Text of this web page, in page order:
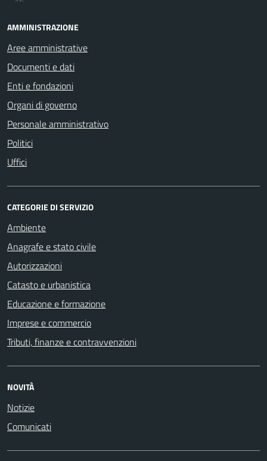
AMMINISTRAZIONE
Aree amministrative
Documenti e dati
Enti e fondazioni
Organi di governo
Personale amministrativo
Politici
Uffici
CATEGORIE DI SERVIZIO
Ambiente
Anagrafe e stato civile
Autorizzazioni
Catasto e urbanistica
Educazione e formazione
Imprese e commercio
Tributi, finanze e contravvenzioni
NOVITÀ
Notizie
Comunicati